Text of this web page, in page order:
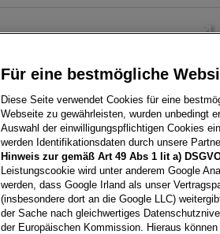
Für eine bestmögliche
Diese Seite verwendet Cookies für eine
Webseite zu gewährleisten, wurden unbedingt
Auswahl der einwilligungspflichtigen Cookies
werden Identifikationsdaten durch unsere
Hinweis zur gemäß Art 49 Abs 1 lit a)
Leistungscookie wird unter anderem Google
werden, dass Google Irland als unser
(insbesondere dort an die Google LLC)
der Sache nach gleichwertiges
der Europäischen Kommission. Hieraus